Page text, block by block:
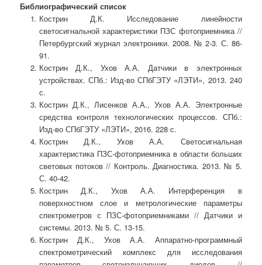
Библиографический список
Кострин Д.К. Исследование линейности
светосигнальной характеристики ПЗС фотоприемника //
Петербургский журнал электроники. 2008. № 2-3. С. 86-
91.
Кострин Д.К., Ухов А.А. Датчики в электронных
устройствах. СПб.: Изд-во СПбГЭТУ «ЛЭТИ», 2013. 240
с.
Кострин Д.К., Лисенков А.А., Ухов А.А. Электронные
средства контроля технологических процессов. СПб.:
Изд-во СПбГЭТУ «ЛЭТИ», 2016. 228 с.
Кострин Д.К., Ухов А.А. Светосигнальная
характеристика ПЗС-фотоприемника в области больших
световых потоков // Контроль. Диагностика. 2013. № 5.
С. 40-42.
Кострин Д.К., Ухов А.А. Интерференция в
поверхностном слое и метрологические параметры
спектрометров с ПЗС-фотоприемниками // Датчики и
системы. 2013. № 5. С. 13-15.
Кострин Д.К., Ухов А.А. Аппаратно-программный
спектрометрический комплекс для исследования